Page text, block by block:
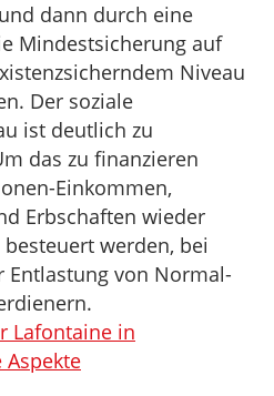
dann durch eine
Mindestsicherung auf
Niveau
Der soziale
ist deutlich zu
das zu finanzieren
Einkommen,
Erbschaften wieder
werden, bei
Entlastung von Normal-
Lafontaine in
Aspekte